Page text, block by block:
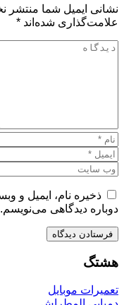
نشانی ایمیل شما منتشر
علامت‌گذاری شده‌اند *
ذخیره نام، ایمیل و
دوباره دیدگاهی می‌نویسم.
هشتگ
تعمیرات موبایل